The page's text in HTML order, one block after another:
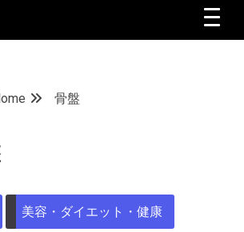
骨盤
美容・ダイエット・健康